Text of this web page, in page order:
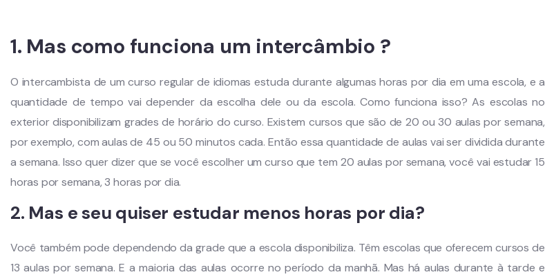
1. Mas como funciona um intercâmbio ?
O intercambista de um curso regular de idiomas estuda durante algumas horas por dia em uma escola, e a
quantidade de tempo vai depender da escolha dele ou da escola. Como funciona isso? As escolas no
exterior disponibilizam grades de horário do curso. Existem cursos que são de 20 ou 30 aulas por semana,
por exemplo, com aulas de 45 ou 50 minutos cada. Então essa quantidade de aulas vai ser dividida durante
a semana. Isso quer dizer que se você escolher um curso que tem 20 aulas por semana, você vai estudar 15
horas por semana, 3 horas por dia.
2. Mas e seu quiser estudar menos horas por dia?
Você também pode dependendo da grade que a escola disponibiliza. Têm escolas que oferecem cursos de
13 aulas por semana. E a maioria das aulas ocorre no período da manhã. Mas há aulas durante à tarde e